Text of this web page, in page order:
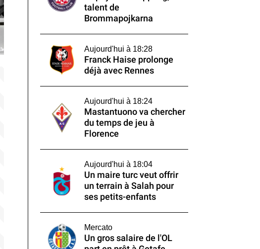
talent de
Brommapojkarna
Aujourd'hui à 18:28
Franck Haise prolonge
déjà avec Rennes
Aujourd'hui à 18:24
Mastantuono va chercher
du temps de jeu à
Florence
Aujourd'hui à 18:04
Un maire turc veut offrir
un terrain à Salah pour
ses petits-enfants
Mercato
Un gros salaire de l'OL